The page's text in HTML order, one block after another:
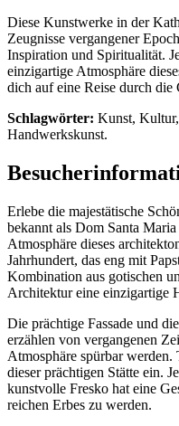
Diese Kunstwerke in der
Zeugnisse vergangener
Inspiration und Spiritualität.
einzigartige Atmosphäre
dich auf eine Reise durch die
Schlagwörter: Kunst,
Handwerkskunst.
Erlebe die majestätische
bekannt als Dom Santa
Atmosphäre dieses
Jahrhundert, das eng mit
Kombination aus gotischen
Architektur eine einzigartige
Die prächtige Fassade und
erzählen von vergangenen
Atmosphäre spürbar
dieser prächtigen Stätte ein.
kunstvolle Fresko hat eine
reichen Erbes zu werden.